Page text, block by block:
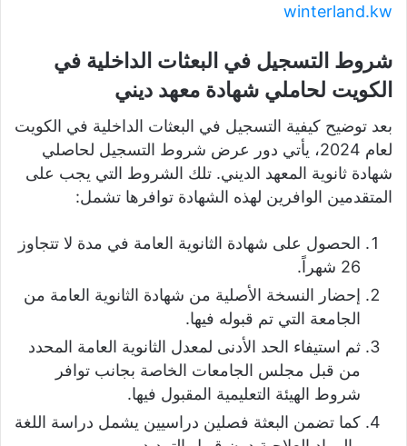
winterland.kw
شروط التسجيل في البعثات الداخلية في
الكويت لحاملي شهادة معهد ديني
بعد توضيح كيفية التسجيل في البعثات الداخلية في الكويت
لعام 2024، يأتي دور عرض شروط التسجيل لحاصلي
شهادة ثانوية المعهد الديني. تلك الشروط التي يجب على
المتقدمين الوافرين لهذه الشهادة توافرها تشمل:
الحصول على شهادة الثانوية العامة في مدة لا تتجاوز
26 شهراً.
إحضار النسخة الأصلية من شهادة الثانوية العامة من
الجامعة التي تم قبوله فيها.
ثم استيفاء الحد الأدنى لمعدل الثانوية العامة المحدد
من قبل مجلس الجامعات الخاصة بجانب توافر
شروط الهيئة التعليمية المقبول فيها.
كما تضمن البعثة فصلين دراسيين يشمل دراسة اللغة